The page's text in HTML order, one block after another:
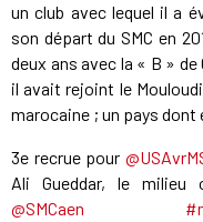
un club avec lequel il a
son départ du SMC en
deux ans avec la « B »
il avait rejoint le
marocaine ; un pays
3e recrue pour
Ali Gueddar, le milieu
@SMCaen